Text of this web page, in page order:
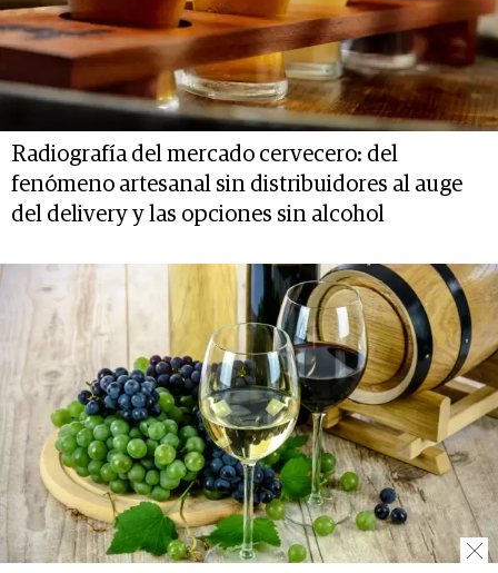
Radiografía del mercado cervecero: del
fenómeno artesanal sin distribuidores al auge
del delivery y las opciones sin alcohol